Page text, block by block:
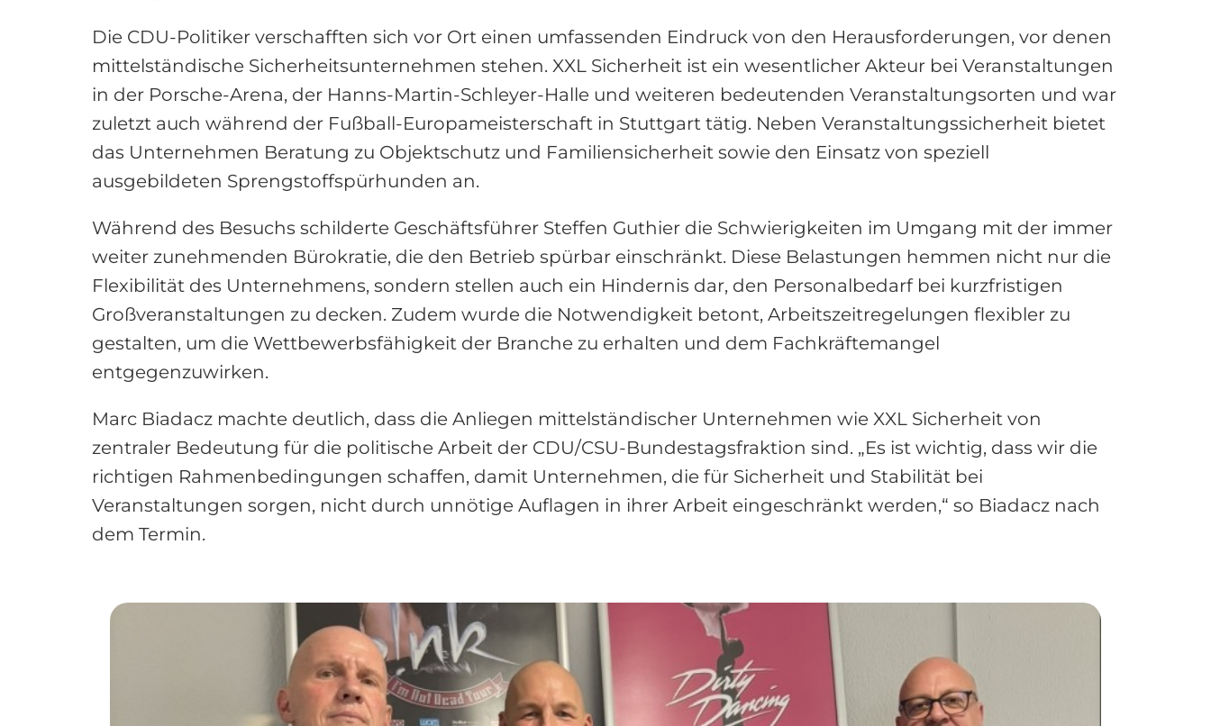
Die CDU-Politiker verschafften sich vor Ort einen umfassenden Eindruck von den Herausforderungen, vor denen
mittelständische Sicherheitsunternehmen stehen. XXL Sicherheit ist ein wesentlicher Akteur bei Veranstaltungen
in der Porsche-Arena, der Hanns-Martin-Schleyer-Halle und weiteren bedeutenden Veranstaltungsorten und war
zuletzt auch während der Fußball-Europameisterschaft in Stuttgart tätig. Neben Veranstaltungssicherheit bietet
das Unternehmen Beratung zu Objektschutz und Familiensicherheit sowie den Einsatz von speziell
ausgebildeten Sprengstoffspürhunden an.
Während des Besuchs schilderte Geschäftsführer Steffen Guthier die Schwierigkeiten im Umgang mit der immer
weiter zunehmenden Bürokratie, die den Betrieb spürbar einschränkt. Diese Belastungen hemmen nicht nur die
Flexibilität des Unternehmens, sondern stellen auch ein Hindernis dar, den Personalbedarf bei kurzfristigen
Großveranstaltungen zu decken. Zudem wurde die Notwendigkeit betont, Arbeitszeitregelungen flexibler zu
gestalten, um die Wettbewerbsfähigkeit der Branche zu erhalten und dem Fachkräftemangel
entgegenzuwirken.
Marc Biadacz machte deutlich, dass die Anliegen mittelständischer Unternehmen wie XXL Sicherheit von
zentraler Bedeutung für die politische Arbeit der CDU/CSU-Bundestagsfraktion sind. „Es ist wichtig, dass wir die
richtigen Rahmenbedingungen schaffen, damit Unternehmen, die für Sicherheit und Stabilität bei
Veranstaltungen sorgen, nicht durch unnötige Auflagen in ihrer Arbeit eingeschränkt werden,“ so Biadacz nach
dem Termin.